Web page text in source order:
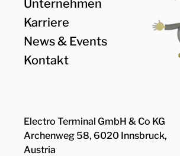
Unternehmen
Karriere
News & Events
Kontakt
Electro Terminal GmbH & Co KG
Archenweg 58, 6020 Innsbruck,
Austria